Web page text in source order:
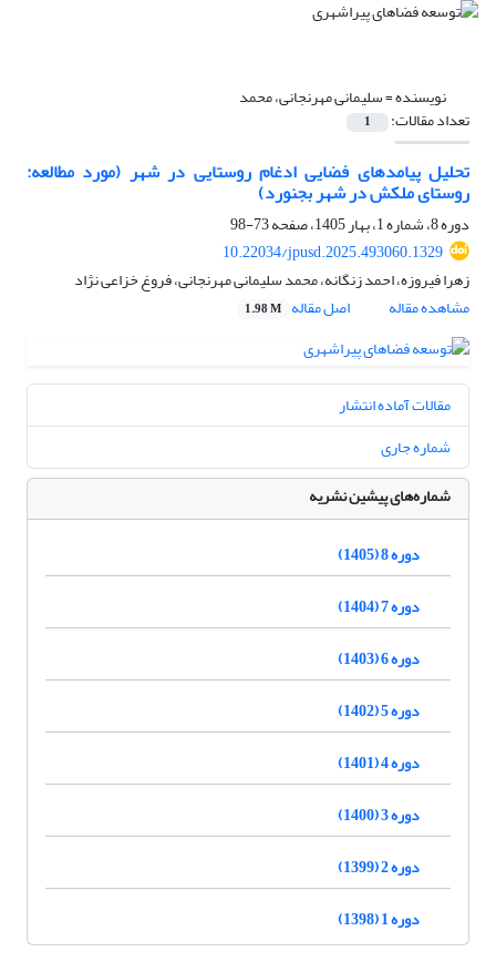
نویسنده =سلیمانی مهرنجانی، محمد
تعداد مقالات: 1
تحلیل پیامدهای فضایی ادغام روستایی در شهر (مورد مطالعه:
روستای ملکش در شهر بجنورد)
دوره 8، شماره 1، بهار 1405، صفحه
73-98
10.22034/jpusd.2025.493060.1329
زهرا فیروزه، احمد زنگانه، محمد سلیمانی مهرنجانی، فروغ خزاعی نژاد
مشاهده مقاله
اصل مقاله 1.98 M
مقالات آماده انتشار
شماره جاری
شماره‌های پیشین نشریه
دوره 8 (1405)
دوره 7 (1404)
دوره 6 (1403)
دوره 5 (1402)
دوره 4 (1401)
دوره 3 (1400)
دوره 2 (1399)
دوره 1 (1398)